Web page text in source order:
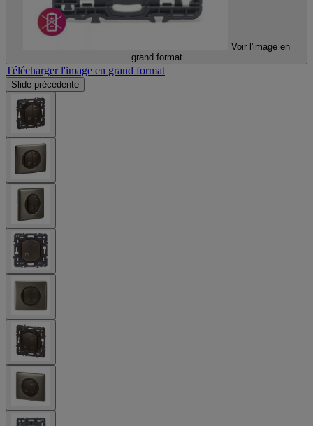
Voir l'image en
grand format
Télécharger l'image en grand format
Slide précédente